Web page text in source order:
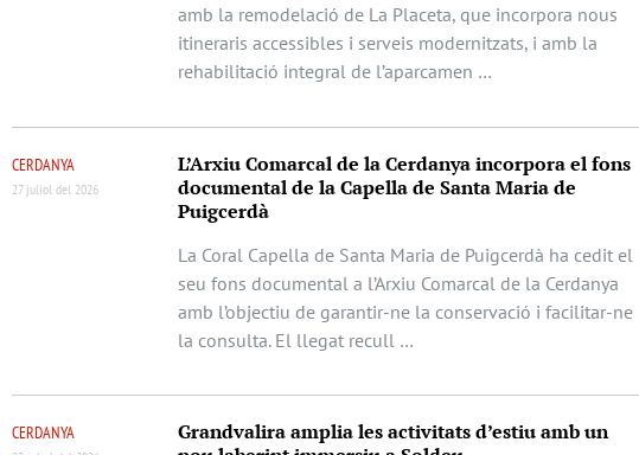
amb la remodelació de La Placeta, que incorpora nous
itineraris accessibles i serveis modernitzats, i amb la
rehabilitació integral de l’aparcamen …
CERDANYA
27 juliol del 2026
L’Arxiu Comarcal de la Cerdanya incorpora el fons
documental de la Capella de Santa Maria de
Puigcerdà
La Coral Capella de Santa Maria de Puigcerdà ha cedit el
seu fons documental a l’Arxiu Comarcal de la Cerdanya
amb l’objectiu de garantir-ne la conservació i facilitar-ne
la consulta. El llegat recull …
CERDANYA
Grandvalira amplia les activitats d’estiu amb un